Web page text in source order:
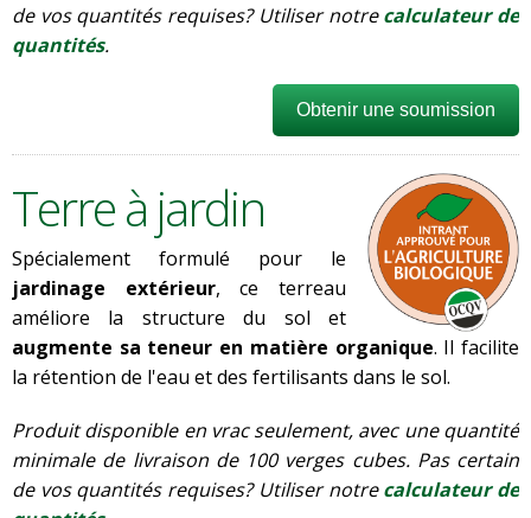
de vos quantités requises? Utiliser notrecalculateur de
quantités.
Obtenir une soumission
Terre à jardin
Spécialement formulé pour le
jardinage extérieur, ce terreau
améliore la structure du sol et
augmente sa teneur en matière organique. Il facilite
la rétention de l'eau et des fertilisants dans le sol.
Produit disponible en vrac seulement, avec une quantité
minimale de livraison de 100 verges cubes. Pas certain
de vos quantités requises? Utiliser notrecalculateur de